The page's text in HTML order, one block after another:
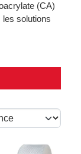
(CA)
solutions